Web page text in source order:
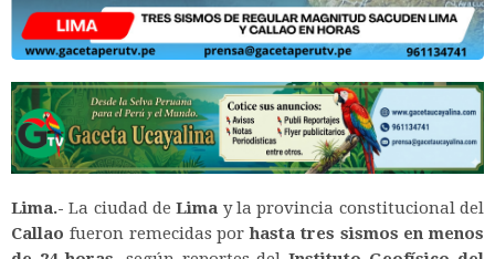
Lima.- La ciudad deLima y la provincia constitucional del
Callao fueron remecidas porhasta tres sismos en menos